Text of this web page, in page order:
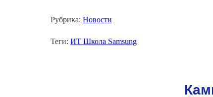
Рубрика: Новости
Теги: ИТ Школа Samsung